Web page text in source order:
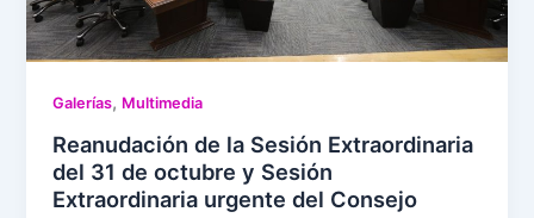
Galerías, Multimedia
Reanudación de la Sesión Extraordinaria
del 31 de octubre y Sesión
Extraordinaria urgente del Consejo